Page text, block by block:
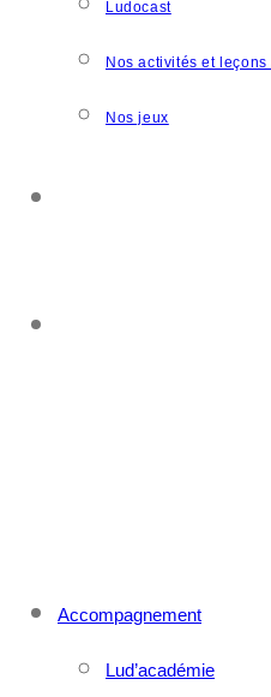
Ludocast
Nos activités et
Nos jeux
Accompagnement
Lud’académie